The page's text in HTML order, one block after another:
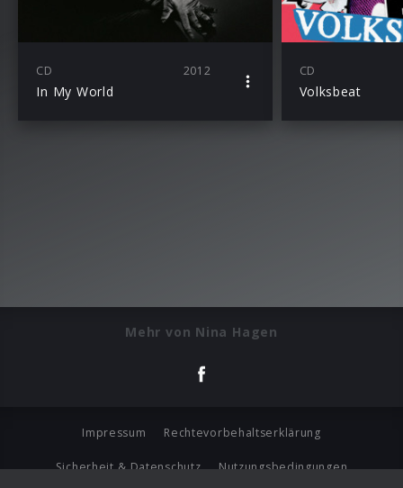
CD 2012
In My World
CD
Volksbeat
Mehr von Nina Hagen
Impressum Rechtevorbehaltserklärung
Sicherheit & Datenschutz Nutzungsbedingungen